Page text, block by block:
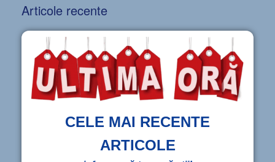
Articole recente
CELE MAI RECENTE
ARTICOLE